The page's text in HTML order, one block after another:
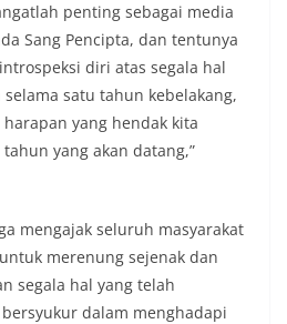
penting sebagai media
Sang Pencipta, dan tentunya
diri atas segala hal
satu tahun kebelakang,
yang hendak kita
yang akan datang,”
mengajak seluruh masyarakat
merenung sejenak dan
segala hal yang telah
dalam menghadapi